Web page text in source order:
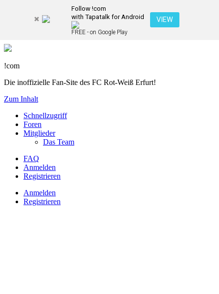
Follow !com
with Tapatalk for Android
FREE - on Google Play
VIEW
!com
Die inoffizielle Fan-Site des FC Rot-Weiß Erfurt!
Zum Inhalt
Schnellzugriff
Foren
Mitglieder
Das Team
FAQ
Anmelden
Registrieren
Anmelden
Registrieren